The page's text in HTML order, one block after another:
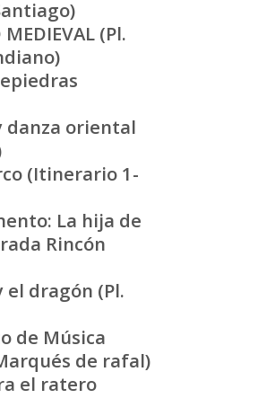
(Pl.
danza oriental
(Itinerario 1-
La hija de
Rincón
el dragón (Pl.
de Música
de rafal)
el ratero